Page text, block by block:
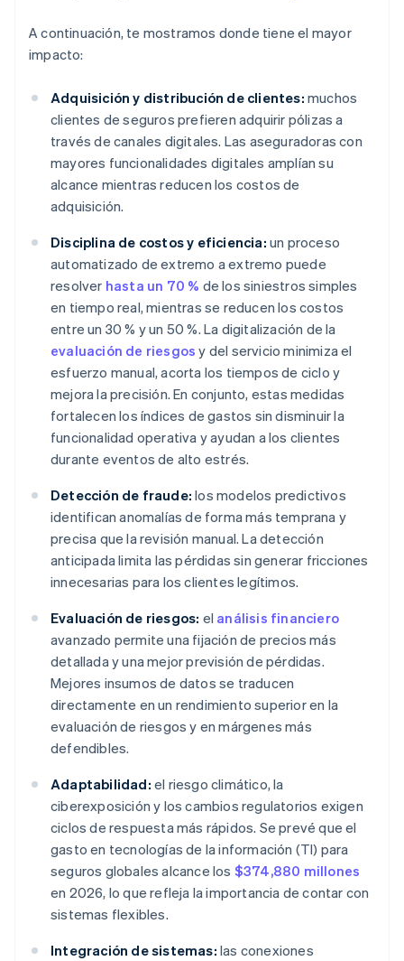
A continuación, te mostramos donde tiene el mayor
impacto:
Adquisición y distribución de clientes: muchos
clientes de seguros prefieren adquirir pólizas a
través de canales digitales. Las aseguradoras con
mayores funcionalidades digitales amplían su
alcance mientras reducen los costos de
adquisición.
Disciplina de costos y eficiencia: un proceso
automatizado de extremo a extremo puede
resolver hasta un 70 % de los siniestros simples
en tiempo real, mientras se reducen los costos
entre un 30 % y un 50 %. La digitalización de la
evaluación de riesgos y del servicio minimiza el
esfuerzo manual, acorta los tiempos de ciclo y
mejora la precisión. En conjunto, estas medidas
fortalecen los índices de gastos sin disminuir la
funcionalidad operativa y ayudan a los clientes
durante eventos de alto estrés.
Detección de fraude: los modelos predictivos
identifican anomalías de forma más temprana y
precisa que la revisión manual. La detección
anticipada limita las pérdidas sin generar fricciones
innecesarias para los clientes legítimos.
Evaluación de riesgos: el análisis financiero
avanzado permite una fijación de precios más
detallada y una mejor previsión de pérdidas.
Mejores insumos de datos se traducen
directamente en un rendimiento superior en la
evaluación de riesgos y en márgenes más
defendibles.
Adaptabilidad: el riesgo climático, la
ciberexposición y los cambios regulatorios exigen
ciclos de respuesta más rápidos. Se prevé que el
gasto en tecnologías de la información (TI) para
seguros globales alcance los $374,880 millones
en 2026, lo que refleja la importancia de contar con
sistemas flexibles.
Integración de sistemas: las conexiones